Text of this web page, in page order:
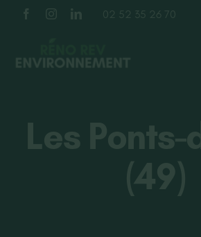
Passer
02 52 35 26 70
FAÇADE
Les
(49)